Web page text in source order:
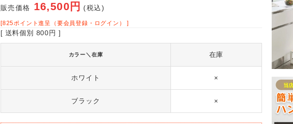
販売価格 16,500円 (税込)
[825ポイント進呈（要会員登録・ログイン） ]
[ 送料個別 800円 ]
カラー＼在庫 在庫
ホワイト ×
ブラック ×